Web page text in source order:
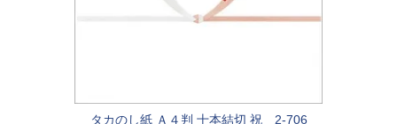
タカのし紙 Ａ４判 十本結切 祝 2-706